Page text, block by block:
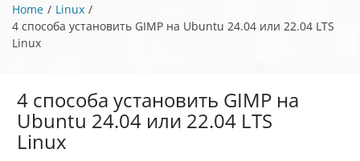
Home
Linux
4 способа установить GIMP на Ubuntu 24.04 или 22.04 LTS
Linux
4 способа установить GIMP на
Ubuntu 24.04 или 22.04 LTS
Linux